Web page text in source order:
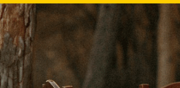
Gå
til
indholdet